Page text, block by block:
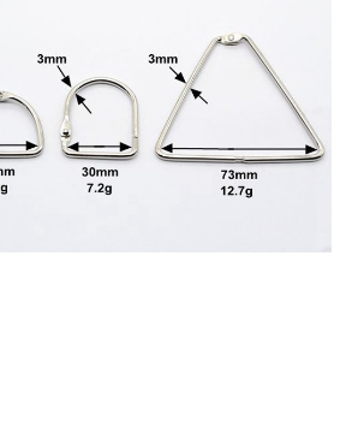
แพ็คตามความต้องการของลูกค้า
T/T, Western Union, Paypal, บัตรเครดิตและอื่นๆ
วิธีการจัดส่ง DHL/UPS/Fedex/TNT และอื่นๆ